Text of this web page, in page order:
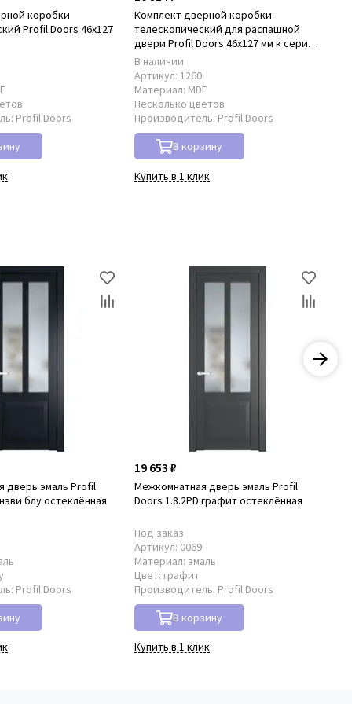
коробки
Profil Doors 46x127
Profil Doors
Комплект дверной коробки
телескопический для распашной
двери Profil Doors 46x127 мм к серии
PD
В наличии
Артикул: 1260
Материал: MDF
Несколько цветов
Производитель: Profil Doors
В корзину
Купить в 1 клик
дверь эмаль Profil
блу остеклённая
Profil Doors
19 653 ₽
Межкомнатная дверь эмаль Profil
Doors 1.8.2PD графит остеклённая
Под заказ
Артикул: 0069
Материал: эмаль
Цвет: графит
Производитель: Profil Doors
В корзину
Купить в 1 клик